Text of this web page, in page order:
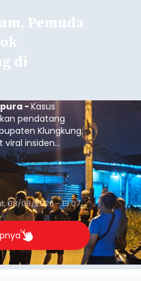
Pemuda
di
-Kasus
pendatang
Klungkung.
viral insiden
peristiwa serupa
asal Kabupaten
Tenggara Timur
08/08/2026 - 13:07